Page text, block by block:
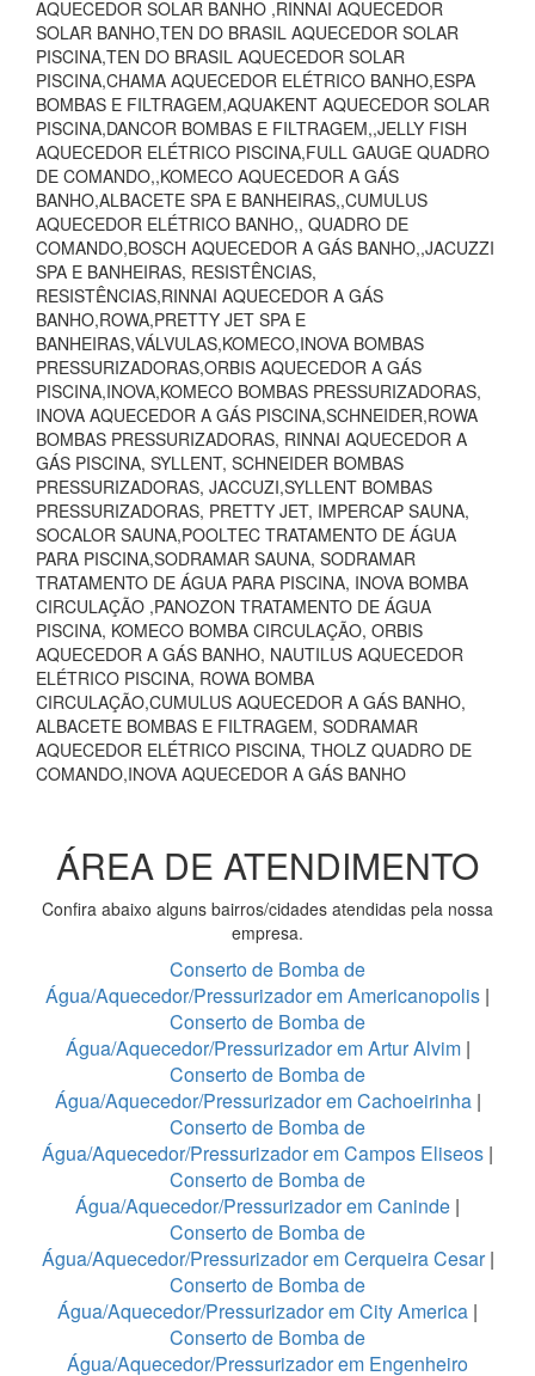
AQUECEDOR SOLAR BANHO ,RINNAI AQUECEDOR
SOLAR BANHO,TEN DO BRASIL AQUECEDOR SOLAR
PISCINA,TEN DO BRASIL AQUECEDOR SOLAR
PISCINA,CHAMA AQUECEDOR ELÉTRICO BANHO,ESPA
BOMBAS E FILTRAGEM,AQUAKENT AQUECEDOR SOLAR
PISCINA,DANCOR BOMBAS E FILTRAGEM,,JELLY FISH
AQUECEDOR ELÉTRICO PISCINA,FULL GAUGE QUADRO
DE COMANDO,,KOMECO AQUECEDOR A GÁS
BANHO,ALBACETE SPA E BANHEIRAS,,CUMULUS
AQUECEDOR ELÉTRICO BANHO,, QUADRO DE
COMANDO,BOSCH AQUECEDOR A GÁS BANHO,,JACUZZI
SPA E BANHEIRAS, RESISTÊNCIAS,
RESISTÊNCIAS,RINNAI AQUECEDOR A GÁS
BANHO,ROWA,PRETTY JET SPA E
BANHEIRAS,VÁLVULAS,KOMECO,INOVA BOMBAS
PRESSURIZADORAS,ORBIS AQUECEDOR A GÁS
PISCINA,INOVA,KOMECO BOMBAS PRESSURIZADORAS,
INOVA AQUECEDOR A GÁS PISCINA,SCHNEIDER,ROWA
BOMBAS PRESSURIZADORAS, RINNAI AQUECEDOR A
GÁS PISCINA, SYLLENT, SCHNEIDER BOMBAS
PRESSURIZADORAS, JACCUZI,SYLLENT BOMBAS
PRESSURIZADORAS, PRETTY JET, IMPERCAP SAUNA,
SOCALOR SAUNA,POOLTEC TRATAMENTO DE ÁGUA
PARA PISCINA,SODRAMAR SAUNA, SODRAMAR
TRATAMENTO DE ÁGUA PARA PISCINA, INOVA BOMBA
CIRCULAÇÃO ,PANOZON TRATAMENTO DE ÁGUA
PISCINA, KOMECO BOMBA CIRCULAÇÃO, ORBIS
AQUECEDOR A GÁS BANHO, NAUTILUS AQUECEDOR
ELÉTRICO PISCINA, ROWA BOMBA
CIRCULAÇÃO,CUMULUS AQUECEDOR A GÁS BANHO,
ALBACETE BOMBAS E FILTRAGEM, SODRAMAR
AQUECEDOR ELÉTRICO PISCINA, THOLZ QUADRO DE
COMANDO,INOVA AQUECEDOR A GÁS BANHO
ÁREA DE ATENDIMENTO
Confira abaixo alguns bairros/cidades atendidas pela nossa
empresa.
Conserto de Bomba de
Água/Aquecedor/Pressurizador em Americanopolis |
Conserto de Bomba de
Água/Aquecedor/Pressurizador em Artur Alvim |
Conserto de Bomba de
Água/Aquecedor/Pressurizador em Cachoeirinha|
Conserto de Bomba de
Água/Aquecedor/Pressurizador em Campos Eliseos |
Conserto de Bomba de
Água/Aquecedor/Pressurizador em Caninde |
Conserto de Bomba de
Água/Aquecedor/Pressurizador em Cerqueira Cesar|
Conserto de Bomba de
Água/Aquecedor/Pressurizador em City America |
Conserto de Bomba de
Água/Aquecedor/Pressurizador em Engenheiro